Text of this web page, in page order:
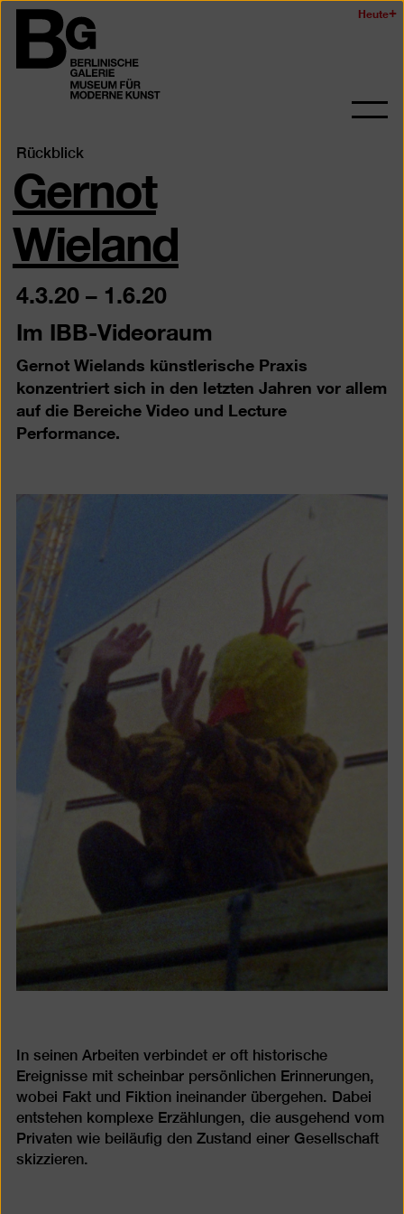
Zum
Seiteninhalt
springen
Berlinischen
Galerie
Heute
Rückblick
Gernot
Wieland
4.3.20–1.6.20
Im IBB-Videoraum
Gernot Wielands künstlerische Praxis
konzentriert sich in den letzten Jahren vor allem
auf die Bereiche Video und Lecture
Performance.
In seinen Arbeiten verbindet er oft historische
Ereignisse mit scheinbar persönlichen Erinnerungen,
wobei Fakt und Fiktion ineinander übergehen. Dabei
entstehen komplexe Erzählungen, die ausgehend vom
Privaten wie beiläufig den Zustand einer Gesellschaft
skizzieren.